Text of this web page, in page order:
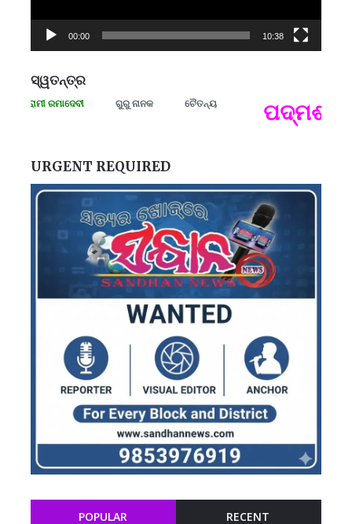
00:00 10:38
ସ୍ୱତନ୍ତ୍ର
ରମାଦେବୀ ଗୁରୁ ନାନକ ଚୈତନ୍ୟ ପଦ୍ମଶ୍ରୀ
URGENT REQUIRED
POPULAR RECENT